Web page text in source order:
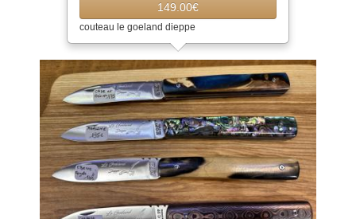
149.00€
couteau le goeland dieppe